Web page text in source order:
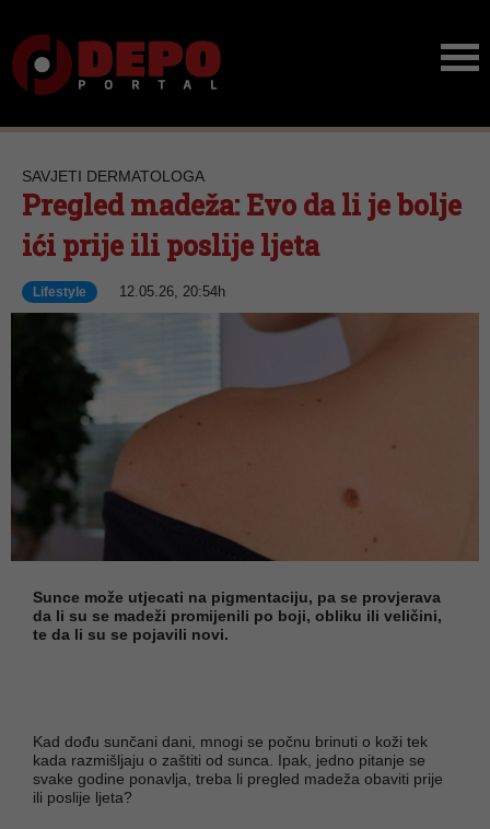
SAVJETI DERMATOLOGA
Pregled madeža: Evo da li je bolje
ići prije ili poslije ljeta
Lifestyle 12.05.26, 20:54h
Sunce može utjecati na pigmentaciju, pa se provjerava
da li su se madeži promijenili po boji, obliku ili veličini,
te da li su se pojavili novi.
Kad dođu sunčani dani, mnogi se počnu brinuti o koži tek
kada razmišljaju o zaštiti od sunca. Ipak, jedno pitanje se
svake godine ponavlja, treba li pregled madeža obaviti prije
ili poslije ljeta?